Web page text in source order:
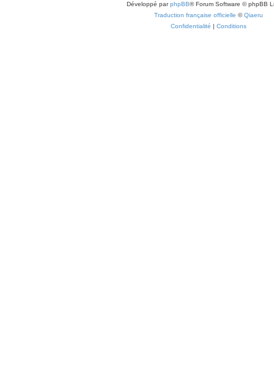
Développé parphpBB® Forum Software © phpBB
Traduction française officielle ©Qiaeru
Confidentialité | Conditions